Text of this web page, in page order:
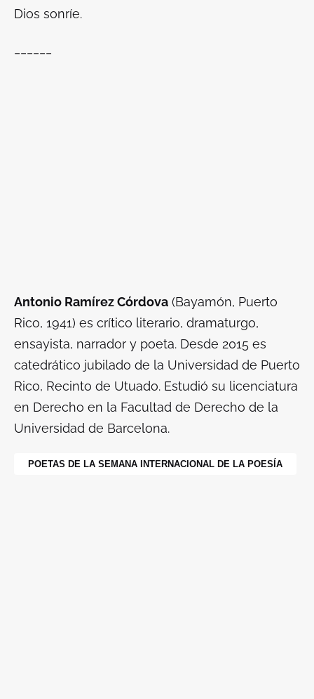
Dios sonríe.
Antonio Ramírez Córdova (Bayamón, Puerto
Rico, 1941) es crítico literario, dramaturgo,
ensayista, narrador y poeta. Desde 2015 es
catedrático jubilado de la Universidad de Puerto
Rico, Recinto de Utuado. Estudió su licenciatura
en Derecho en la Facultad de Derecho de la
Universidad de Barcelona.
POETAS DE LA SEMANA INTERNACIONAL DE LA POESÍA